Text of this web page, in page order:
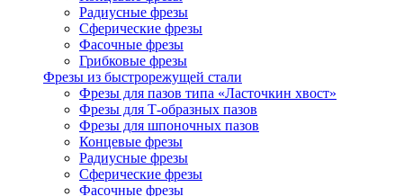
Радиусные фрезы
Сферические фрезы
Фасочные фрезы
Грибковые фрезы
Фрезы из быстрорежущей стали
Фрезы для пазов типа «Ласточкин хвост»
Фрезы для Т-образных пазов
Фрезы для шпоночных пазов
Концевые фрезы
Радиусные фрезы
Сферические фрезы
Фасочные фрезы